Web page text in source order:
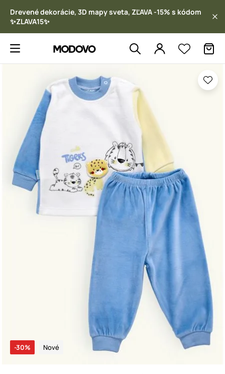
Drevené dekorácie, 3D mapy sveta, ZĽAVA -15% s kódom
✨ZLAVA15✨
-30% Nové